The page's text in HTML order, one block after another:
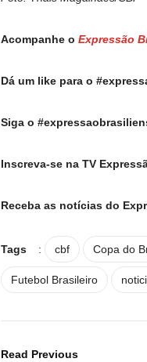
Acompanhe o Expressão
Dá um like para o
Siga o
Inscreva-se na TV
Receba as notícias do
Tags : cbf Copa do
Futebol Brasileiro
Read Previous